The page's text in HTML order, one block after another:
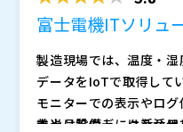
富士電機ITソリュ
製造現場では、温度・
データをIoTで取得して
モニターでの表示やロ
善や品質向上には活かせ
本当は設備データを活